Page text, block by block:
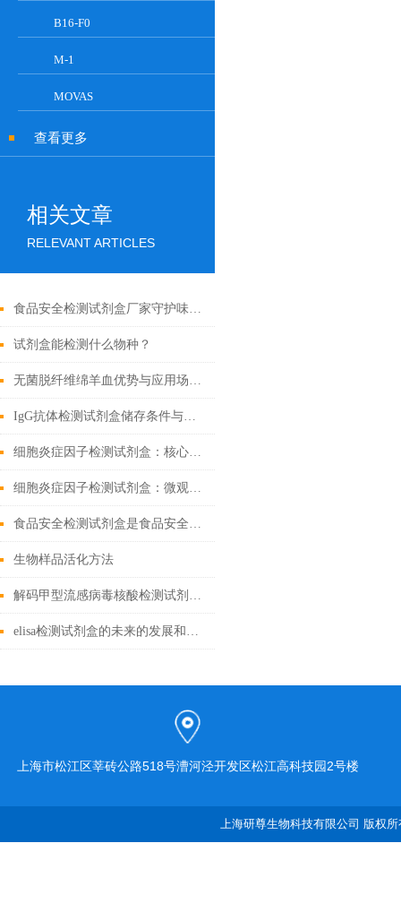
B16-F0
M-1
MOVAS
查看更多
相关文章
RELEVANT ARTICLES
食品安全检测试剂盒厂家守护味蕾的守护者
试剂盒能检测什么物种？
无菌脱纤维绵羊血优势与应用场景汇总
IgG抗体检测试剂盒储存条件与有效期管理
细胞炎症因子检测试剂盒：核心技术与检测原理全解析
细胞炎症因子检测试剂盒：微观战场里的“情报解码器”
食品安全检测试剂盒是食品安全领域的重要工具
生物样品活化方法
解码甲型流感病毒核酸检测试剂盒奥秘，精准锁定病毒
elisa检测试剂盒的未来的发展和优点分享
上海市松江区莘砖公路518号漕河泾开发区松江高科技园2号楼
上海研尊生物科技有限公司 版权